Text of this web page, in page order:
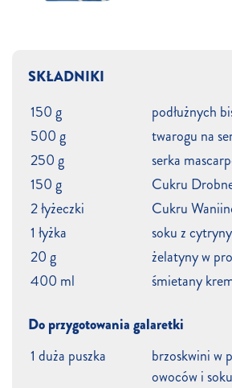
SKŁADNIKI
150 g
podłużnych
500 g
twarogu na
250 g
serka
150 g
Cukru
2 łyżeczki
Cukru
1 łyżka
soku z cytryny
20 g
żelatyny w
400 ml
śmietany
Do przygotowania galaretki
1 duża puszka
brzoskwini w
owoców i